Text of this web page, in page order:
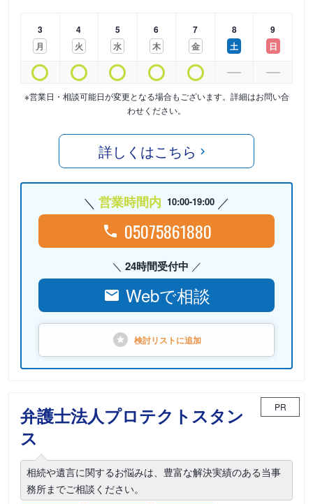
3
月
4
火
5
水
6
木
7
金
8
土
9
日
※営業日・相談可能日が変更となる場合もございます。詳細はお問い合
わせください。
詳しくはこちら
営業時間内 10:00-19:00
05075861880
24時間受付中
Webで相談
検討リストに追加
弁護士法人プロテクトスタン
ス
PR
相続や遺言に関するお悩みは、豊富な解決実績のある当事
務所までご相談ください。